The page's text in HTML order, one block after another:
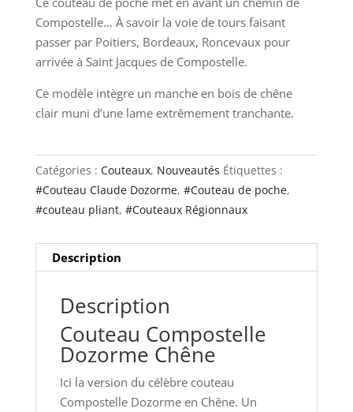
Compostelle… À savoir la voie de tours faisant
passer par Poitiers, Bordeaux, Roncevaux pour
arrivée à Saint Jacques de Compostelle.
Ce modèle intègre un manche en bois de chêne
clair muni d’une lame extrêmement tranchante.
Catégories : Couteaux, Nouveautés Étiquettes :
#Couteau Claude Dozorme, #Couteau de poche,
#couteau pliant, #Couteaux Régionnaux
Description
Description
Couteau Compostelle
Dozorme Chêne
Ici la version du célèbre couteau
Compostelle Dozorme en Chêne. Un